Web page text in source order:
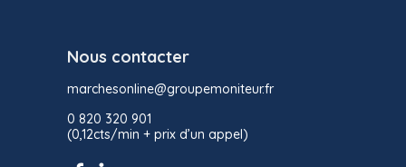
Nous contacter
marchesonline@groupemoniteur.fr
0 820 320 901
(0,12cts/min + prix d’un appel)